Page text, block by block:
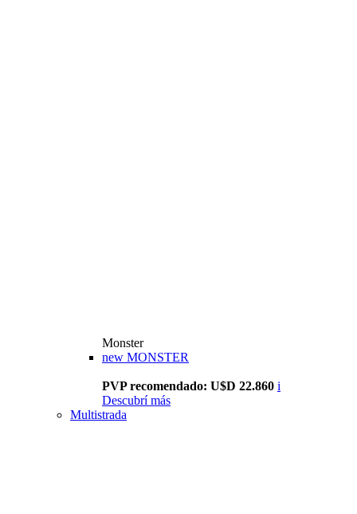
Monster
new MONSTER
PVP recomendado: U$D 22.860 i
Descubrí más
Multistrada